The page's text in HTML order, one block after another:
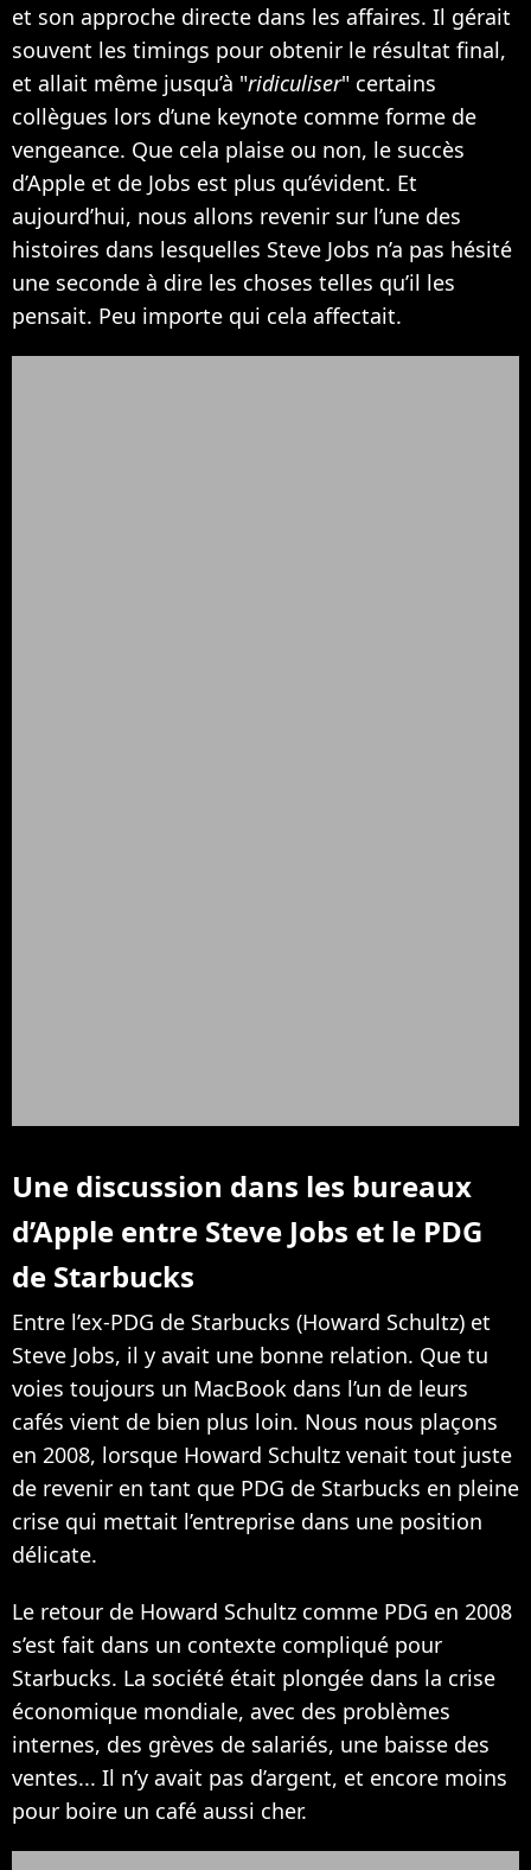
et son approche directe dans les affaires. Il gérait
souvent les timings pour obtenir le résultat final,
et allait même jusqu’à "ridiculiser" certains
collègues lors d’une keynote comme forme de
vengeance. Que cela plaise ou non, le succès
d’Apple et de Jobs est plus qu’évident. Et
aujourd’hui, nous allons revenir sur l’une des
histoires dans lesquelles Steve Jobs n’a pas hésité
une seconde à dire les choses telles qu’il les
pensait. Peu importe qui cela affectait.
Une discussion dans les bureaux
d’Apple entre Steve Jobs et le PDG
de Starbucks
Entre l’ex-PDG de Starbucks (Howard Schultz) et
Steve Jobs, il y avait une bonne relation. Que tu
voies toujours un MacBook dans l’un de leurs
cafés vient de bien plus loin. Nous nous plaçons
en 2008, lorsque Howard Schultz venait tout juste
de revenir en tant que PDG de Starbucks en pleine
crise qui mettait l’entreprise dans une position
délicate.
Le retour de Howard Schultz comme PDG en 2008
s’est fait dans un contexte compliqué pour
Starbucks. La société était plongée dans la crise
économique mondiale, avec des problèmes
internes, des grèves de salariés, une baisse des
ventes... Il n’y avait pas d’argent, et encore moins
pour boire un café aussi cher.